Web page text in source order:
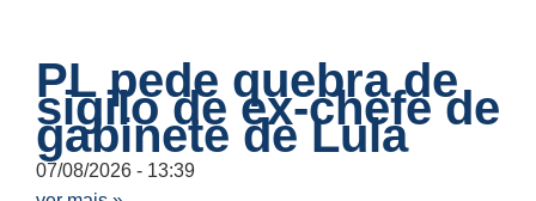
PL pede quebra de
sigilo de ex-chefe de
gabinete de Lula
07/08/2026
13:39